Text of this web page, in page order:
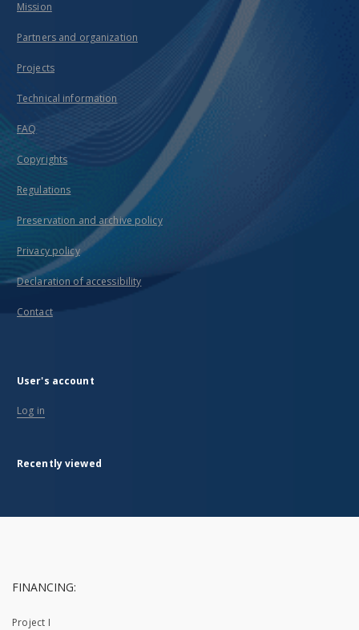
Mission
Partners and organization
Projects
Technical information
FAQ
Copyrights
Regulations
Preservation and archive policy
Privacy policy
Declaration of accessibility
Contact
User's account
Log in
Recently viewed
FINANCING:
Project I